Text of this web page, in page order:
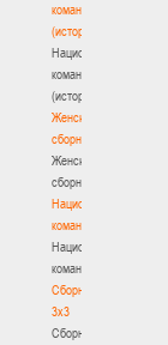
команда
(история)
Национальная
команда
(история)
Женские
сборные
Женские
сборные
Национальная
команда
Национальная
команда
Сборные
3х3
Сборные